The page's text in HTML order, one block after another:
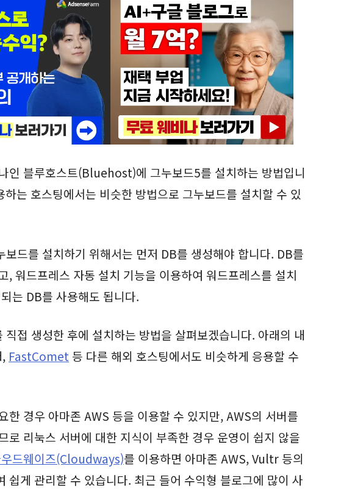
인 블루호스트(Bluehost)에 그누보드5를 설치하는 방법입니
는 호스팅에서는 비슷한 방법으로 그누보드를 설치할 수 있
보드를 설치하기 위해서는 먼저 DB를 생성해야 합니다. DB를
, 워드프레스 자동 설치 기능을 이용하여 워드프레스를 설치
는 DB를 사용해도 됩니다.
직접 생성한 후에 설치하는 방법을 살펴보겠습니다. 아래의 내
FastComet 등 다른 해외 호스팅에서도 비슷하게 응용할 수
한 경우 아마존 AWS 등을 이용할 수 있지만, AWS의 서버를
로 리눅스 서버에 대한 지식이 부족한 경우 운영이 쉽지 않을
드웨이즈(Cloudways)를 이용하면 아마존 AWS, Vultr 등의
쉽게 관리할 수 있습니다. 최근 들어 수익형 블로그에 많이 사